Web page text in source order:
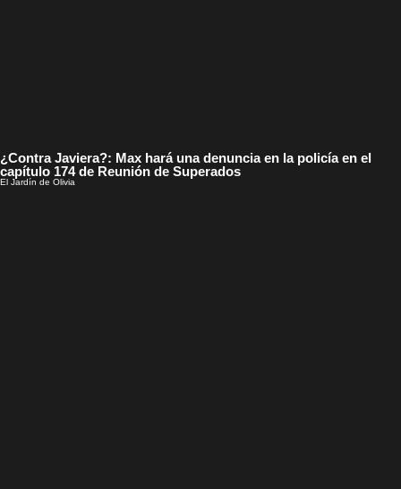
¿Contra Javiera?: Max hará una denuncia en la policía en el
capítulo 174 de Reunión de Superados
El Jardín de Olivia